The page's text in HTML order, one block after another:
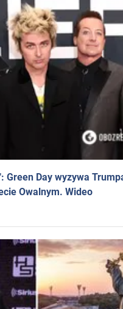
Green Day wyzywa
Owalnym. Wideo